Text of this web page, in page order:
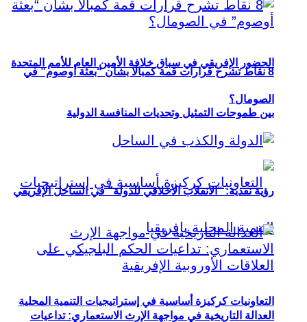
الحضور الإفريقي في سباق خلافة الأمين العام للأمم المتحدة
بين طموحات التمثيل وتحديات المنافسة الدولية
التعاونيات كركيزة أساسية في إستراتيجيات التنمية المحلية
8 نقاط تشرح قرارات قمة كمبالا بشأن “بعثة أوصوم” في
الصومال؟
رؤية نقدية: “الانقلاب الأخلاقي للدولة” في الساحل الإفريقي
العدالة التاريخية في مواجهة الإرث الاستعماري: تداعيات